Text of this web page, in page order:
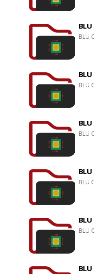
BLU
BLU
BLU
BLU
BLU
BLU
BLU
BLU
BLU